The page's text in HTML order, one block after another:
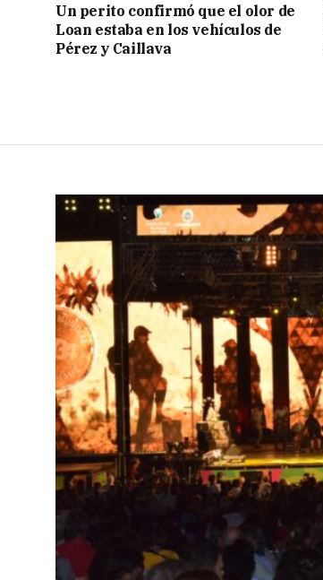
Un perito confirmó que el olor de
Loan estaba en los vehículos de
Pérez y Caillava